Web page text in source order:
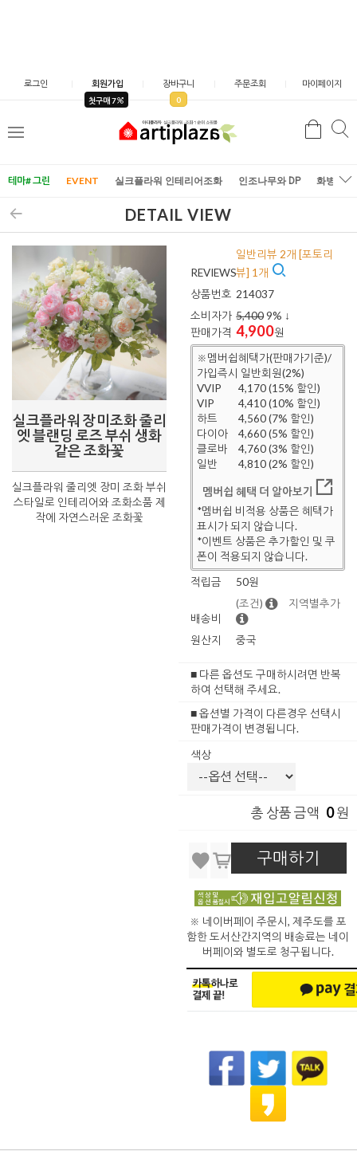
로그인 회원가입
첫구매 7
장바구니
0
주문조회 마이페이지
메
검
테마# 그린 EVENT 실크플라워 인테리어조화 인조나무와 DP 화병/화
DETAIL VIEW
실크플라워 장미조화 줄리
엣 블랜딩 로즈 부쉬 생화
같은 조화꽃
실크플라워 줄리엣 장미 조화 부쉬
스타일로 인테리어와 조화소품 제
작에 자연스러운 조화꽃
REVIEWS
일반리뷰 2개 [포토리
뷰] 1개
상품번호 214037
소비자가 5,4009% ↓
판매가격 4,900원
※멤버쉽혜택가(판매가기준)/
가입즉시 일반회원(2%)
VVIP
4,170 (15% 할인)
VIP
4,410 (10% 할인)
하트
4,560 (7% 할인)
다이아
4,660 (5% 할인)
클로바
4,760 (3% 할인)
일반
4,810 (2% 할인)
멤버쉽 혜택 더 알아보기
*멤버쉽 비적용 상품은 혜택가
표시가 되지 않습니다.
*이벤트 상품은 추가할인 및 쿠
폰이 적용되지 않습니다.
적립금
50원
배송비
(조건) 지역별추가
원산지 중국
■ 다른 옵션도 구매하시려면 반복
하여 선택해 주세요.
■ 옵션별 가격이 다른경우 선택시
판매가격이 변경됩니다.
색상
총 상품 금액 0원
구매하기
※ 네이버페이 주문시, 제주도를 포
함한 도서산간지역의 배송료는 네이
버페이와 별도로 청구됩니다.